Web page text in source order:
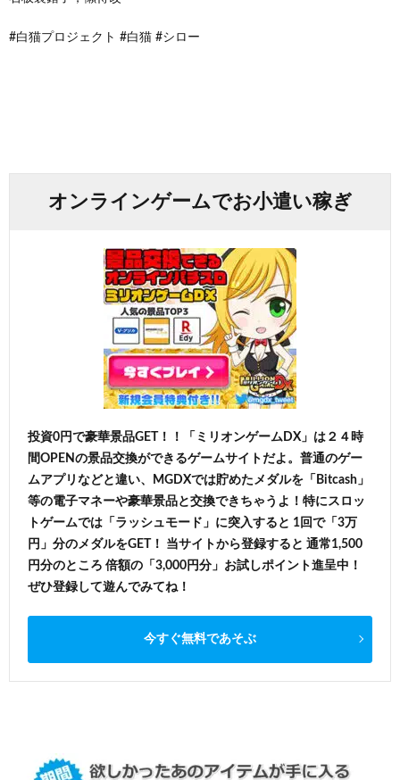
#白猫プロジェクト #白猫 #シロー
オンラインゲームでお小遣い稼ぎ
投資0円で豪華景品GET！！「ミリオンゲームDX」は２４時
間OPENの景品交換ができるゲームサイトだよ。普通のゲー
ムアプリなどと違い、MGDXでは貯めたメダルを「Bitcash」
等の電子マネーや豪華景品と交換できちゃうよ！特にスロッ
トゲームでは「ラッシュモード」に突入すると 1回で「3万
円」分のメダルをGET！ 当サイトから登録すると 通常1,500
円分のところ 倍額の「3,000円分」お試しポイント進呈中！
ぜひ登録して遊んでみてね！
今すぐ無料であそぶ